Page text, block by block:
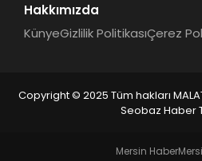
Hakkımızda
KünyeGizlilik PolitikasıÇerez
Copyright © 2025 Tüm hakları
Seobaz Haber
Mersin Haber